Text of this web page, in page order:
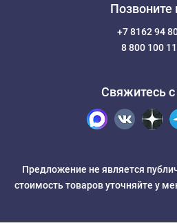
Позвоните
+7 8162 94
8 800 100
Свяжитесь
Предложение не является
стоимость товаров уточняйте у